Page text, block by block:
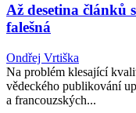
Až desetina článků
falešná
Ondřej Vrtiška
Na problém klesající
vědeckého publikování
a francouzských...